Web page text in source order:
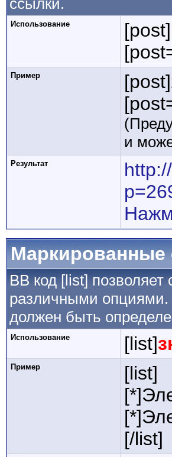
ссылки.
Использование [post]
Пример
и
Результат
Маркированные
BB код [list]
различными опциями.
должен быть
Использование [list]
Пример
[list]
[/list]